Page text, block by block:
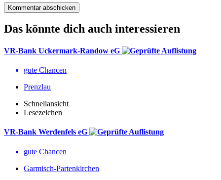
Das könnte dich auch interessieren
VR-Bank Uckermark-Randow eG
gute Chancen
Prenzlau
Schnellansicht
Lesezeichen
VR-Bank Werdenfels eG
gute Chancen
Garmisch-Partenkirchen